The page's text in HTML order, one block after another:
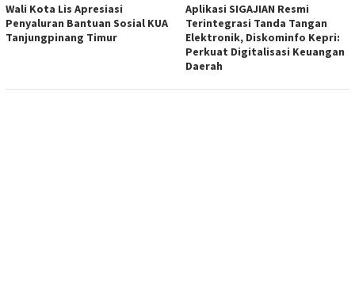
Wali Kota Lis Apresiasi
Penyaluran Bantuan Sosial KUA
Tanjungpinang Timur
Aplikasi SIGAJIAN Resmi
Terintegrasi Tanda Tangan
Elektronik, Diskominfo Kepri:
Perkuat Digitalisasi Keuangan
Daerah